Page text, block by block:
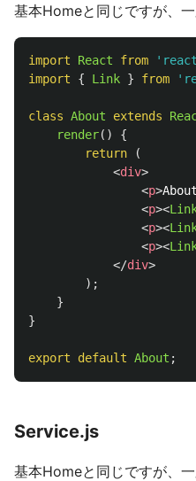
基本Homeと同じですが、一
import React from ' react
import
{ Link } from '
class About extends
render()
{
return
(
<div>
<p>About
<p><
<p><
<p><
</div>
);
}
}
export default About ;
Service.js
基本Homeと同じですが、一